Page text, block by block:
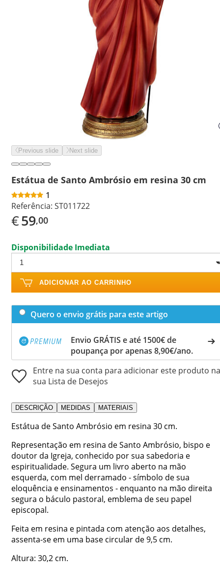
Previous slide Next slide
Estátua de Santo Ambrósio em resina 30 cm
1
Referência: ST011722
€59,00
Disponibilidade Imediata
ADICIONAR AO CARRINHO
Quero o envio grátis para este artigo
Envio GRÁTIS e até 1500€ de
poupança por apenas 8,90€/ano.
Entre na sua conta para adicionar este produto na
sua Lista de Desejos
DESCRIÇÃO MEDIDAS MATERIAIS
Estátua de Santo Ambrósio em resina 30 cm.
Representação em resina de Santo Ambrósio, bispo e
doutor da Igreja, conhecido por sua sabedoria e
espiritualidade. Segura um livro aberto na mão
esquerda, com mel derramado - símbolo de sua
eloquência e ensinamentos - enquanto na mão direita
segura o báculo pastoral, emblema de seu papel
episcopal.
Feita em resina e pintada com atenção aos detalhes,
assenta-se em uma base circular de 9,5 cm.
Altura: 30,2 cm.